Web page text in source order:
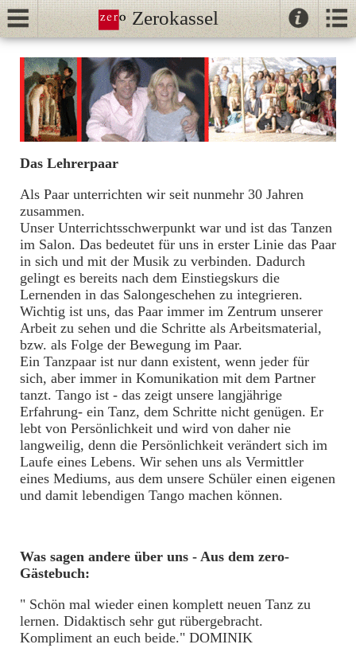
Zerokassel
//
Tango
NeoTango
Anfängerkurse
Unterricht
Tango-
Intensivtage
Über uns
Klaus & Katja
Claudia
EVENTS /
Gastlehrer
Das Lehrerpaar
Als Paar unterrichten wir seit nunmehr 30 Jahren
zusammen.
Unser Unterrichtsschwerpunkt war und ist das Tanzen
im Salon. Das bedeutet für uns in erster Linie das Paar
in sich und mit der Musik zu verbinden. Dadurch
gelingt es bereits nach dem Einstiegskurs die
Lernenden in das Salongeschehen zu integrieren.
Wichtig ist uns, das Paar immer im Zentrum unserer
Arbeit zu sehen und die Schritte als Arbeitsmaterial,
bzw. als Folge der Bewegung im Paar.
Ein Tanzpaar ist nur dann existent, wenn jeder für
sich, aber immer in Komunikation mit dem Partner
tanzt. Tango ist - das zeigt unsere langjährige
Erfahrung- ein Tanz, dem Schritte nicht genügen. Er
lebt von Persönlichkeit und wird von daher nie
langweilig, denn die Persönlichkeit verändert sich im
Laufe eines Lebens. Wir sehen uns als Vermittler
eines Mediums, aus dem unsere Schüler einen eigenen
und damit lebendigen Tango machen können.
Was sagen andere über uns - Aus dem zero-
Gästebuch:
" Schön mal wieder einen komplett neuen Tanz zu
lernen. Didaktisch sehr gut rübergebracht.
Kompliment an euch beide." DOMINIK